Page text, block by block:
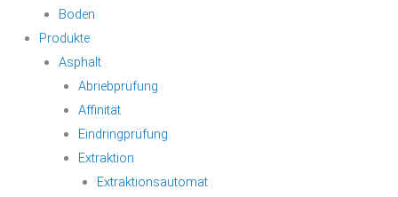
Boden
Produkte
Asphalt
Abriebprüfung
Affinität
Eindringprüfung
Extraktion
Extraktionsautomat